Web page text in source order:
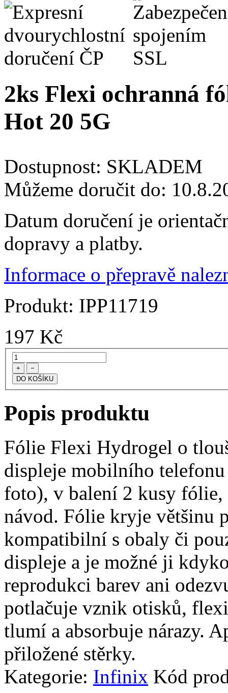
2ks Flexi ochranná
Hot 20 5G
Dostupnost: SKLADEM
Můžeme doručit do:
Datum doručení je
dopravy a platby.
Informace o přepravě
Produkt: IPP11719
197 Kč
+ −
Popis produktu
Fólie Flexi Hydrogel o
displeje mobilního
foto), v balení 2 kusy fólie,
návod. Fólie kryje většinu
kompatibilní s obaly či
displeje a je možné ji
reprodukci barev ani
potlačuje vznik otisků,
tlumí a absorbuje nárazy.
přiložené stěrky.
Kategorie: Infinix Kód